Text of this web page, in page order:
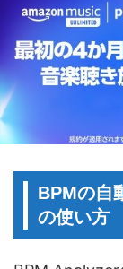
BPMの自
の使い方